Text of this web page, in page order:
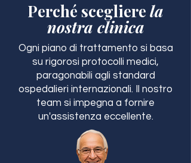
Perché scegliere la
nostra clinica
Ogni piano di trattamento si basa
su rigorosi protocolli medici,
paragonabili agli standard
ospedalieri internazionali. Il nostro
team si impegna a fornire
un'assistenza eccellente.